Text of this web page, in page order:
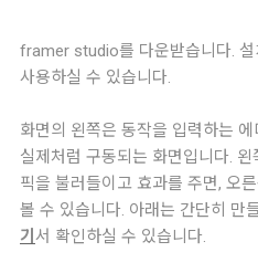
framer studio를 다운받습니다.
사용하실 수 있습니다.
화면의 왼쪽은 동작을 입력하는
실제처럼 구동되는 화면입니다.
픽을 불러들이고 효과를 주면, 오
볼 수 있습니다. 아래는 간단히 만
기 서 확인하실 수 있습니다.